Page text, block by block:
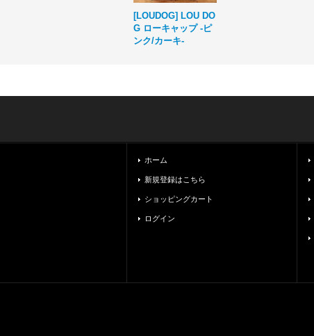
[LOUDOG] LOU DO
G ローキャップ -ピ
ンク/カーキ-
ホーム
新規登録はこちら
ショッピングカート
ログイン